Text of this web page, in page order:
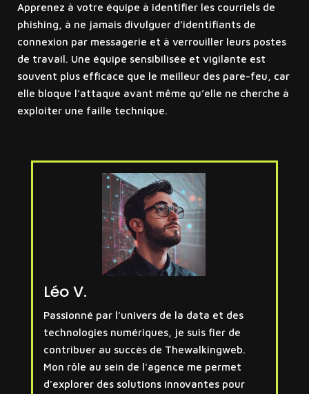
Apprenez à votre équipe à identifier les courriels de
phishing, à ne jamais divulguer d’identifiants de
connexion par messagerie et à verrouiller leurs postes
de travail. Une équipe sensibilisée et vigilante est
souvent plus efficace que le meilleur des pare-feu, car
elle bloque l’attaque avant même qu’elle ne cherche à
exploiter une faille technique.
Léo V.
Passionné par l'univers de la data et des
technologies numériques, je suis fier de
contribuer au succès de Thewalkingweb.
Mon rôle au sein de l'agence me permet
d'explorer des solutions innovantes pour